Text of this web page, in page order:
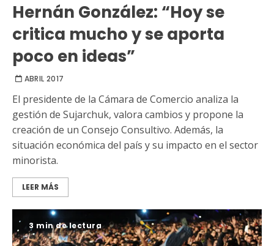
Hernán González: “Hoy se
critica mucho y se aporta
poco en ideas”
ABRIL 2017
El presidente de la Cámara de Comercio analiza la
gestión de Sujarchuk, valora cambios y propone la
creación de un Consejo Consultivo. Además, la
situación económica del país y su impacto en el sector
minorista.
LEER MÁS
3 min de lectura